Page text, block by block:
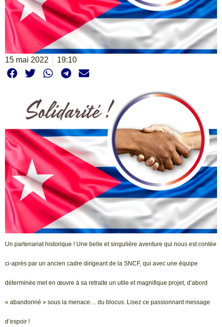
15 mai 2022 19:10
Un partenariat historique ! Une belle et singulière aventure qui nous est contée
ci-après par un ancien cadre dirigeant de la SNCF, qui avec une équipe
déterminée met en œuvre à sa retraite un utile et magnifique projet, d’abord
« abandonné » sous la menace… du blocus. Lisez ce passionnant message
d’espoir !